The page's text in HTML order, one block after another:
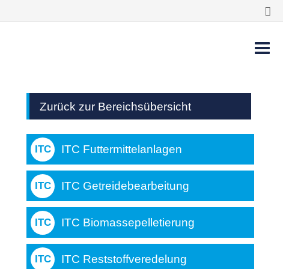
Zurück zur Bereichsübersicht
ITC Futtermittelanlagen
ITC Getreidebearbeitung
ITC Biomassepelletierung
ITC Reststoffveredelung